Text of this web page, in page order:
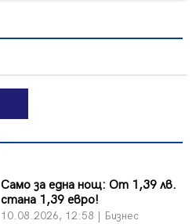
Само за една нощ: От 1,39 лв.
стана 1,39 евро!
10.08.2026, 12:58 | Бизнес